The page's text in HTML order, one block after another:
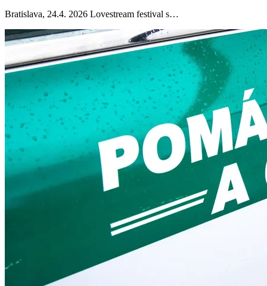
Bratislava, 24.4. 2026 Lovestream festival s…